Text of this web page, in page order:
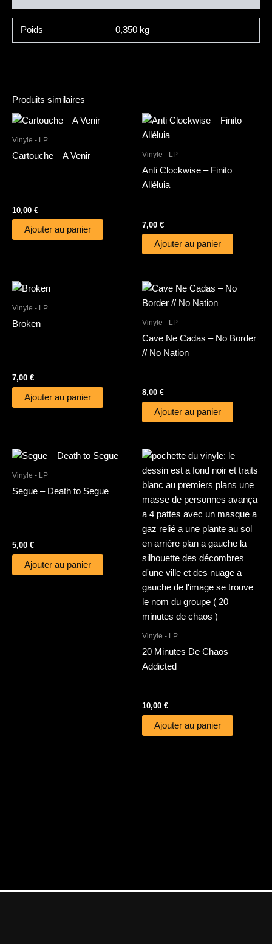
Poids 0,350 kg
Produits similaires
Vinyle - LP
Cartouche – A Venir
10,00 €
Ajouter au panier
Vinyle - LP
Anti Clockwise – Finito
Alléluia
7,00 €
Ajouter au panier
Vinyle - LP
Broken
7,00 €
Ajouter au panier
Vinyle - LP
Cave Ne Cadas – No Border
// No Nation
8,00 €
Ajouter au panier
Vinyle - LP
Segue – Death to Segue
5,00 €
Ajouter au panier
Vinyle - LP
20 Minutes De Chaos –
Addicted
10,00 €
Ajouter au panier